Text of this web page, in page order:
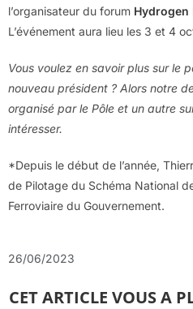
l’organisateur du forum Hydrogen
L’événement aura lieu les 3 et 4
Vous voulez en savoir plus sur le
nouveau président ? Alors notre
organisé par le Pôle et un autre
intéresser.
*Depuis le début de l’année,
de Pilotage du Schéma National
Ferroviaire du Gouvernement.
26/06/2023
CET ARTICLE VOUS A